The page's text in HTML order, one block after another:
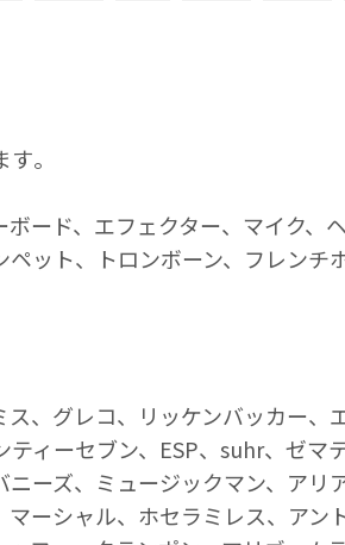
す｡
ード、エフェクター、マイク、
ット、トロンボーン、フレンチ
、グレコ、リッケンバッカー、
ィーセブン、ESP、suhr、ゼマ
ーズ、ミュージックマン、アリ
ーシャル、ホセラミレス、アン